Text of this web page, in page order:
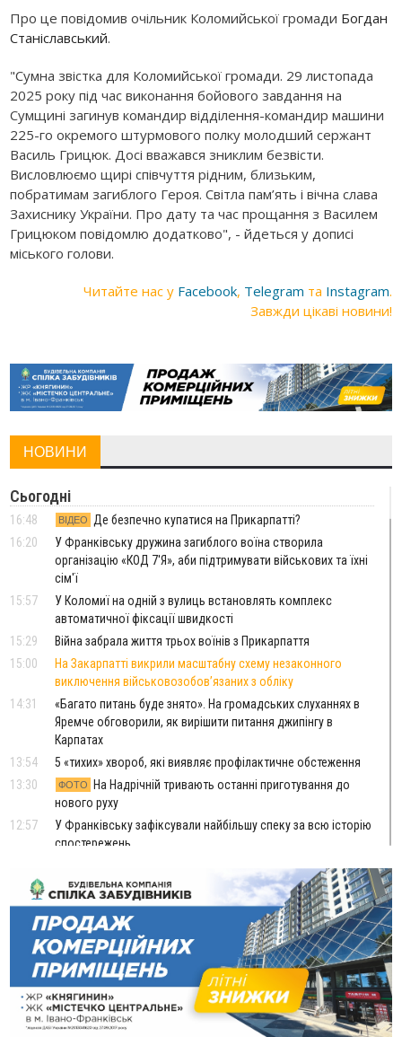
Про це повідомивочільник Коломийської громади Богдан
Станіславський.
"Сумна звістка для Коломийської громади. 29 листопада
2025 року під час виконання бойового завдання на
Сумщині загинув командир відділення-командир машини
225-го окремого штурмового полку молодший сержант
Василь Грицюк. Досі вважався зниклим безвісти.
Висловлюємо щирі співчуття рідним, близьким,
побратимам загиблого Героя. Світла пам’ять і вічна слава
Захиснику України. Про дату та час прощання з Василем
Грицюком повідомлю додатково", - йдеться у дописі
міського голови.
Читайте нас у Facebook, Telegram та Instagram.
Завжди цікаві новини!
НОВИНИ
Сьогодні
16:48 ВІДЕО Де безпечно купатися на Прикарпатті?
16:20
У Франківську дружина загиблого воїна створила
організацію «КОД 7'Я», аби підтримувати військових та їхні
сім'ї
15:57
У Коломиї на одній з вулиць встановлять комплекс
автоматичної фіксації швидкості
15:29
Війна забрала життя трьох воїнів з Прикарпаття
15:00
На Закарпатті викрили масштабну схему незаконного
виключення військовозобов’язаних з обліку
14:31
«Багато питань буде знято». На громадських слуханнях в
Яремче обговорили, як вирішити питання джипінгу в
Карпатах
13:54
5 «тихих» хвороб, які виявляє профілактичне обстеження
13:30
ФОТО
На Надрічній тривають останні приготування до
нового руху
12:57
У Франківську зафіксували найбільшу спеку за всю історію
спостережень
Лікування наркоманії Київ: чому важливо розпочати
терапію якомога раніше
12:00
Франківця, який у Косові викрав за магазину понад 640
тисяч гривень у валюті, засудили до 5 років
11:50
Податкова передасть в Міноборони для "Оберегу" дані про
чоловіків 18–60 років
11:20
Водійка, яку на Сухомлинського побив інший керманич,
відмовилася від обвинувачення — справу закрили
10:45
У Франківську, Коломиї, Долині та Яремче 6 серпня